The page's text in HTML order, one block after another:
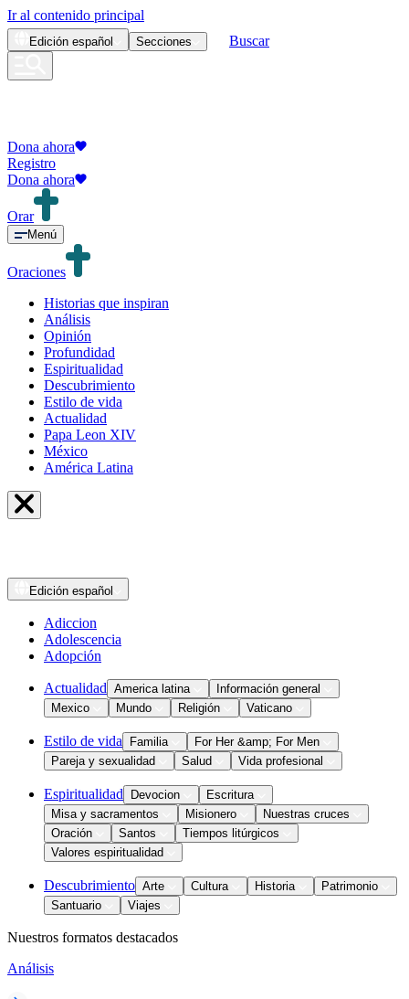
Ir al contenido principal
Edición español Secciones Buscar
Dona ahora
Registro
Dona ahora
Orar
Menú
Oraciones
Historias que inspiran
Análisis
Opinión
Profundidad
Espiritualidad
Descubrimiento
Estilo de vida
Actualidad
Papa Leon XIV
México
América Latina
Edición español
Adiccion
Adolescencia
Adopción
Actualidad America latina
Información general
Mexico
Mundo Religión Vaticano
Estilo de vida Familia
For Her &amp; For Men
Pareja y sexualidad
Salud Vida profesional
Espiritualidad Devocion
Escritura
Misa y sacramentos
Misionero
Nuestras cruces
Oración
Santos
Tiempos litúrgicos
Valores espiritualidad
Descubrimiento Arte Cultura Historia
Patrimonio
Santuario
Viajes
Nuestros formatos destacados
Análisis